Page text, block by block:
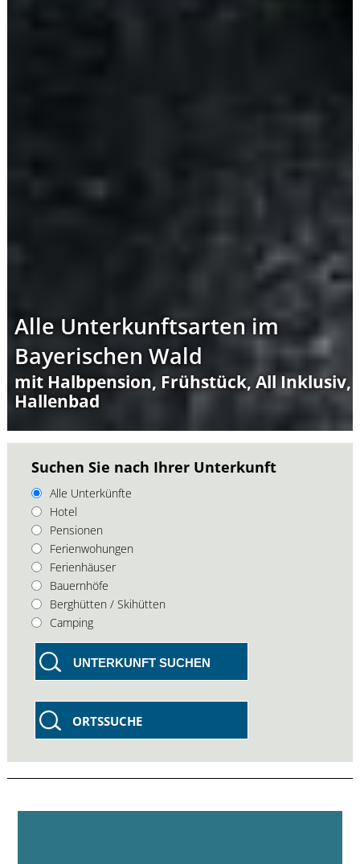
Alle Unterkunftsarten im
Bayerischen Wald
mit Halbpension, Frühstück, All Inklusiv,
Hallenbad
Suchen Sie nach Ihrer Unterkunft
Alle Unterkünfte
Hotel
Pensionen
Ferienwohungen
Ferienhäuser
Bauernhöfe
Berghütten / Skihütten
Camping
UNTERKUNFT SUCHEN
ORTSSUCHE